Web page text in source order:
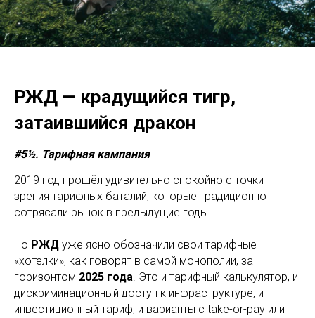
РЖД — крадущийся тигр,
затаившийся дракон
#5½. Тарифная кампания
2019 год прошёл удивительно спокойно с точки
зрения тарифных баталий, которые традиционно
сотрясали рынок в предыдущие годы.
Но РЖД уже ясно обозначили свои тарифные
«хотелки», как говорят в самой монополии, за
горизонтом 2025 года. Это и тарифный калькулятор, и
дискриминационный доступ к инфраструктуре, и
инвестиционный тариф, и варианты с take-or-pay или